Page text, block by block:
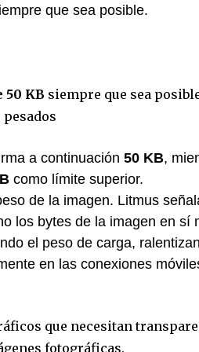
que sea posible.
50 KB siempre que sea
a continuación 50 KB,
como límite superior.
de la imagen. Litmus
los bytes de la imagen en sí
el peso de carga,
en las conexiones
que necesitan
fotográficas.